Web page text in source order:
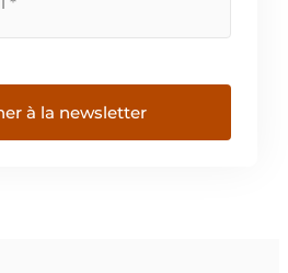
à la newsletter